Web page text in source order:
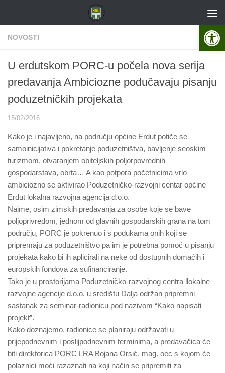
NOVOSTI
U erdutskom PORC-u počela nova serija
predavanja Ambiciozne podučavaju pisanju
poduzetničkih projekata
15/02/2016
Kako je i najavljeno, na području općine Erdut potiče se
samoinicijativa i pokretanje poduzetništva, bavljenje seoskim
turizmom, otvaranjem obiteljskih poljorpovrednih
gospodarstava, obrta… A kao potpora početnicima vrlo
ambiciozno se aktivirao Poduzetničko-razvojni centar općine
Erdut lokalna razvojna agencija d.o.o.
Naime, osim zimskih predavanja za osobe koje se bave
poljoprivredom, jednom od glavnih gospodarskih grana na tom
području, PORC je pokrenuo i s podukama onih koji se
pripremaju za poduzetništvo pa im je potrebna pomoć u pisanju
projekata kako bi ih aplicirali na neke od dostupnih domaćih i
europskih fondova za sufinanciranje.
Tako je u prostorijama Poduzetničko-razvojnog centra llokalne
razvojne agencije d.o.o. u središtu Dalja održan pripremni
sastanak za seminar-radionicu pod nazivom “Kako napisati
projekt”.
Kako doznajemo, radionice se planiraju održavati u
prijepodnevnim i poslijpodnevnim terminima, a predavačica će
biti direktorica PORC LRA Bojana Orsić, mag. oec s kojom će
polaznici moći razaznati na koji način se pripremiti za